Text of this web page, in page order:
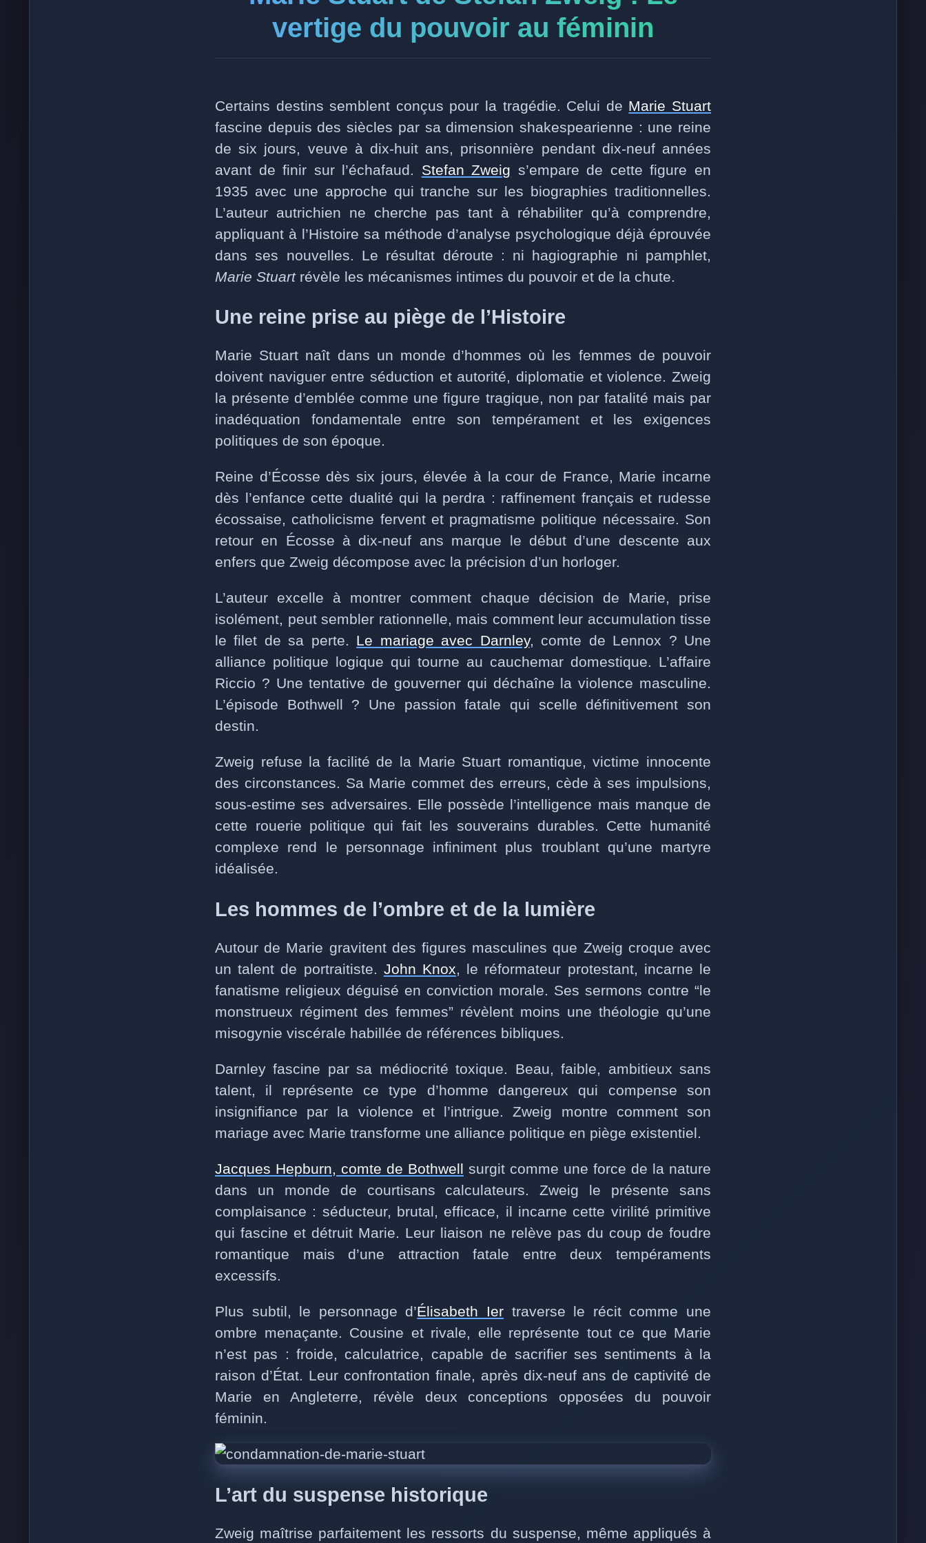
vertige du pouvoir au féminin
Certains destins semblent conçus pour la tragédie. Celui de Marie Stuart
fascine depuis des siècles par sa dimension shakespearienne : une reine
de six jours, veuve à dix-huit ans, prisonnière pendant dix-neuf années
avant de finir sur l’échafaud. Stefan Zweig s’empare de cette figure en
1935 avec une approche qui tranche sur les biographies traditionnelles.
L’auteur autrichien ne cherche pas tant à réhabiliter qu’à comprendre,
appliquant à l’Histoire sa méthode d’analyse psychologique déjà éprouvée
dans ses nouvelles. Le résultat déroute : ni hagiographie ni pamphlet,
Marie Stuartrévèle les mécanismes intimes du pouvoir et de la chute.
Une reine prise au piège de l’Histoire
Marie Stuart naît dans un monde d’hommes où les femmes de pouvoir
doivent naviguer entre séduction et autorité, diplomatie et violence. Zweig
la présente d’emblée comme une figure tragique, non par fatalité mais par
inadéquation fondamentale entre son tempérament et les exigences
politiques de son époque.
Reine d’Écosse dès six jours, élevée à la cour de France, Marie incarne
dès l’enfance cette dualité qui la perdra : raffinement français et rudesse
écossaise, catholicisme fervent et pragmatisme politique nécessaire. Son
retour en Écosse à dix-neuf ans marque le début d’une descente aux
enfers que Zweig décompose avec la précision d’un horloger.
L’auteur excelle à montrer comment chaque décision de Marie, prise
isolément, peut sembler rationnelle, mais comment leur accumulation tisse
le filet de sa perte. Le mariage avec Darnley, comte de Lennox ? Une
alliance politique logique qui tourne au cauchemar domestique. L’affaire
Riccio ? Une tentative de gouverner qui déchaîne la violence masculine.
L’épisode Bothwell ? Une passion fatale qui scelle définitivement son
destin.
Zweig refuse la facilité de la Marie Stuart romantique, victime innocente
des circonstances. Sa Marie commet des erreurs, cède à ses impulsions,
sous-estime ses adversaires. Elle possède l’intelligence mais manque de
cette rouerie politique qui fait les souverains durables. Cette humanité
complexe rend le personnage infiniment plus troublant qu’une martyre
idéalisée.
Les hommes de l’ombre et de la lumière
Autour de Marie gravitent des figures masculines que Zweig croque avec
un talent de portraitiste. John Knox, le réformateur protestant, incarne le
fanatisme religieux déguisé en conviction morale. Ses sermons contre “le
monstrueux régiment des femmes” révèlent moins une théologie qu’une
misogynie viscérale habillée de références bibliques.
Darnley fascine par sa médiocrité toxique. Beau, faible, ambitieux sans
talent, il représente ce type d’homme dangereux qui compense son
insignifiance par la violence et l’intrigue. Zweig montre comment son
mariage avec Marie transforme une alliance politique en piège existentiel.
Jacques Hepburn, comte de Bothwell surgit comme une force de la nature
dans un monde de courtisans calculateurs. Zweig le présente sans
complaisance : séducteur, brutal, efficace, il incarne cette virilité primitive
qui fascine et détruit Marie. Leur liaison ne relève pas du coup de foudre
romantique mais d’une attraction fatale entre deux tempéraments
excessifs.
Plus subtil, le personnage d’Élisabeth Ier traverse le récit comme une
ombre menaçante. Cousine et rivale, elle représente tout ce que Marie
n’est pas : froide, calculatrice, capable de sacrifier ses sentiments à la
raison d’État. Leur confrontation finale, après dix-neuf ans de captivité de
Marie en Angleterre, révèle deux conceptions opposées du pouvoir
féminin.
L’art du suspense historique
Zweig maîtrise parfaitement les ressorts du suspense, même appliqués à